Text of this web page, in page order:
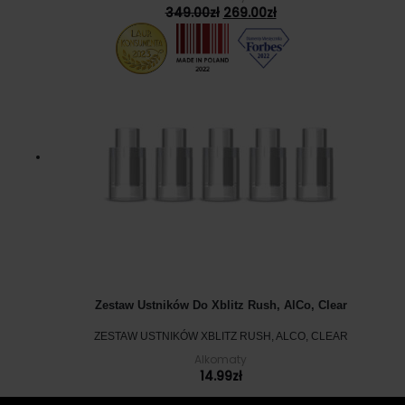
349.00zł Pierwotna
cena
wynosiła:
349.00zł.
269.00złAktualna
cena
wynosi:
Zestaw Ustników Do Xblitz Rush, AlCo, Clear
ZESTAW USTNIKÓW XBLITZ RUSH, ALCO, CLEAR
Alkomaty
14.99zł